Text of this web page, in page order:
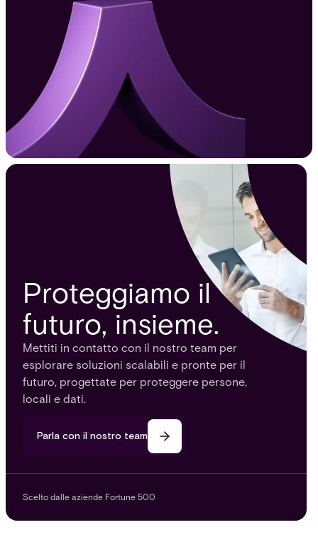
Proteggiamo il
futuro, insieme.
Mettiti in contatto con il nostro team per
esplorare soluzioni scalabili e pronte per il
futuro, progettate per proteggere persone,
locali e dati.
Parla con il nostro team
Scelto dalle aziende Fortune 500